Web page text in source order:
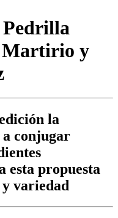
Pedrilla
Martirio y
la
conjugar
esta propuesta
variedad